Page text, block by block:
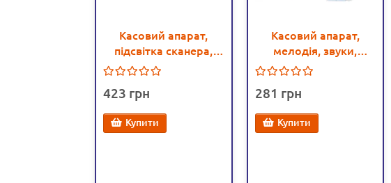
Касовий апарат,
підсвітка сканера,
звук, калькулятор
423
Купити
Касовий апарат,
мелодія, звуки,
підсвітка, аксесуари
281
Купити